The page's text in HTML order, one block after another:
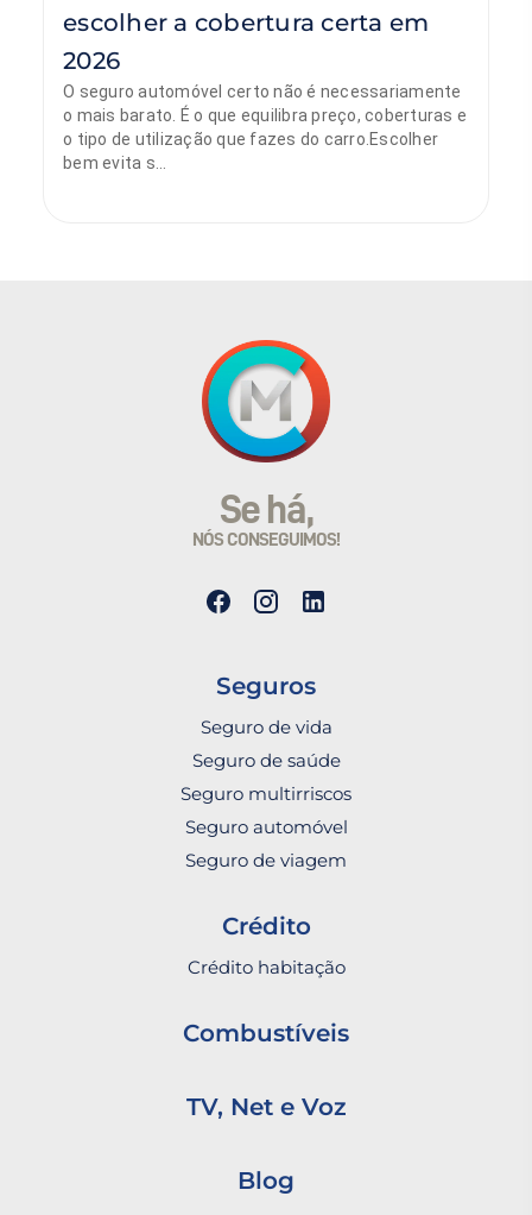
escolher a cobertura certa em
2026
O seguro automóvel certo não é necessariamente
o mais barato. É o que equilibra preço, coberturas e
o tipo de utilização que fazes do carro.Escolher
bem evita s...
Se há,
NÓS CONSEGUIMOS!
Seguros
Seguro de vida
Seguro de saúde
Seguro multirriscos
Seguro automóvel
Seguro de viagem
Crédito
Crédito habitação
Combustíveis
TV, Net e Voz
Blog